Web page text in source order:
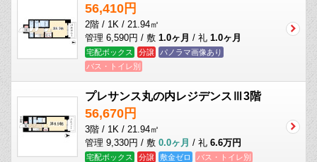
56,410円
2階 / 1K / 21.94㎡
管理 6,590円 / 敷 1.0ヶ月 / 礼 1.0ヶ月
宅配ボックス 分譲
パノラマ画像あり
バス・トイレ別
プレサンス丸の内レジデンスⅢ3階
56,670円
3階 / 1K / 21.94㎡
管理 9,330円 / 敷 0.0ヶ月 / 礼 6.6万円
宅配ボックス 分譲 敷金ゼロ バス・トイレ別